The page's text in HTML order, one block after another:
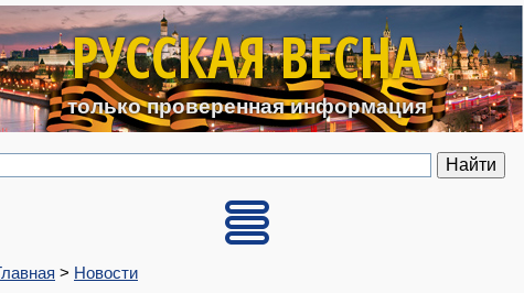
Перейти к основному содержанию
РУССКАЯ ВЕСНА
только проверенная информация
> Новости